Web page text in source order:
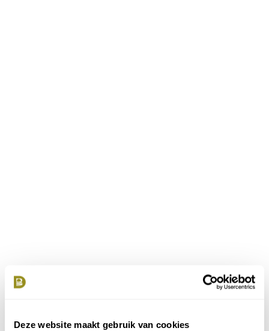
Deze website maakt gebruik van cookies